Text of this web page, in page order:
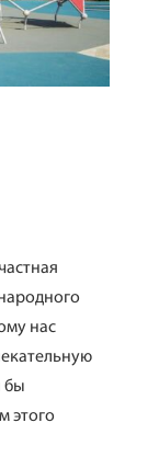
нас
бы
этого